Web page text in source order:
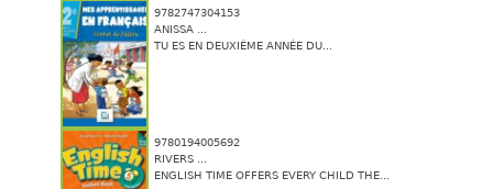
9782747304153
ANISSA ...
TU ES EN DEUXIÈME ANNÉE DU...
9780194005692
RIVERS ...
ENGLISH TIME OFFERS EVERY CHILD THE...